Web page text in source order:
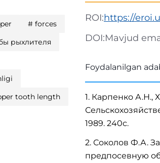
# forces
рыхлителя
tooth length
ROI:https://
DOI:Mavjud
Foydalanilgan
1. Карпенко А.Н.,
1989. 240с.
2. Соколов Ф.А.
предпосевную